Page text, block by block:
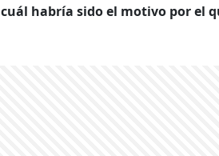
cuál habría sido el motivo por el